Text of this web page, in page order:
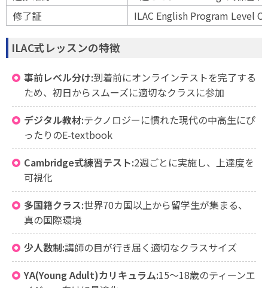
修了証
ILAC English Program Level
ILAC式レッスンの特徴
事前レベル分け:到着前にオンラインテストを完了する
ため、初日からスムーズに適切なクラスに参加
デジタル教材:テクノロジーに慣れた現代の中高生にぴ
ったりのE-textbook
Cambridge式練習テスト:2週ごとに実施し、上達度を
可視化
多国籍クラス:世界70カ国以上から留学生が集まる、
真の国際環境
少人数制:講師の目が行き届く適切なクラスサイズ
YA(Young Adult)カリキュラム:15〜18歳のティーンエ